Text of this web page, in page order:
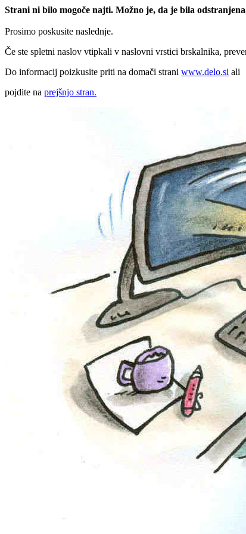
Strani ni bilo mogoče najti. Možno je, da je bila
Prosimo poskusite naslednje.
Če ste spletni naslov vtipkali v naslovni vrstici brskalnika,
Do informacij poizkusite priti na domači strani www.delo.si ali
pojdite na prejšnjo stran.